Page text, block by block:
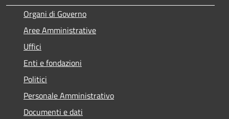
Organi di Governo
Aree Amministrative
Uffici
Enti e fondazioni
Politici
Personale Amministrativo
Documenti e dati